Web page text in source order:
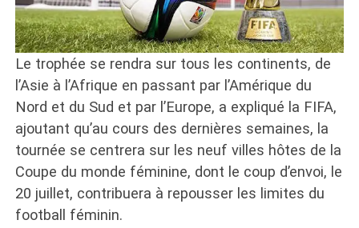
Le trophée se rendra sur tous les continents, de
l’Asie à l’Afrique en passant par l’Amérique du
Nord et du Sud et par l’Europe, a expliqué la FIFA,
ajoutant qu’au cours des dernières semaines, la
tournée se centrera sur les neuf villes hôtes de la
Coupe du monde féminine, dont le coup d’envoi, le
20 juillet, contribuera à repousser les limites du
football féminin.